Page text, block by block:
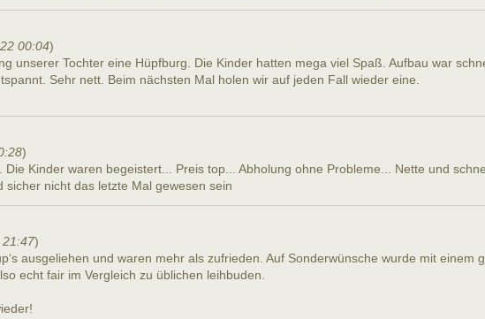
00:04)
unserer Tochter eine Hüpfburg. Die Kinder hatten mega viel Spaß. Aufbau war
Sehr nett. Beim nächsten Mal holen wir auf jeden Fall wieder eine.
)
Die Kinder waren begeistert... Preis top... Abholung ohne Probleme... Nette und
sicher nicht das letzte Mal gewesen sein
21:47)
ausgeliehen und waren mehr als zufrieden. Auf Sonderwünsche wurde mit einem
echt fair im Vergleich zu üblichen leihbuden.